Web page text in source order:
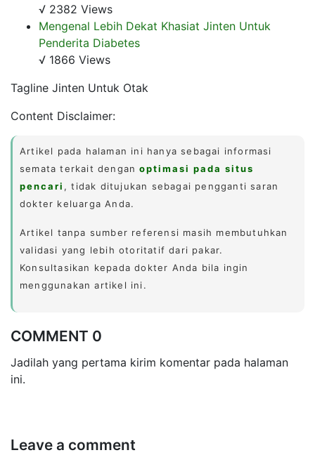
√ 2382 Views
Mengenal Lebih Dekat Khasiat Jinten Untuk
Penderita Diabetes
√ 1866 Views
Tagline Jinten Untuk Otak
Content Disclaimer:
Artikel pada halaman ini hanya sebagai informasi
semata terkait denganoptimasi pada situs
pencari , tidak ditujukan sebagai pengganti saran
dokter keluarga Anda.
Artikel tanpa sumber referensi masih membutuhkan
validasi yang lebih otoritatif dari pakar.
Konsultasikan kepada dokter Anda bila ingin
menggunakan artikel ini.
COMMENT 0
Jadilah yang pertama kirim komentar pada halaman
ini.
Leave a comment